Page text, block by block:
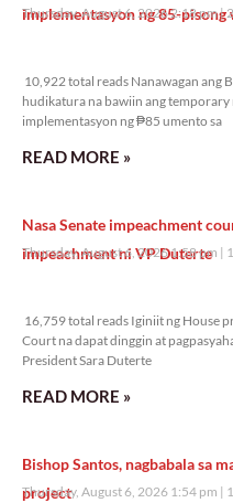
implementasyon ng 85-pisong
Thursday, August 6, 2026 2:18 pm
10,922 total reads Nanawagan ang
hudikatura na bawiin ang
implementasyon ng ₱85 umento sa
READ MORE »
Nasa Senate impeachment
impeachment ni VP Duterte
Thursday, August 6, 2026 1:58 pm
16,759 total reads Iginiit ng House
Court na dapat dinggin at
President Sara Duterte
READ MORE »
Bishop Santos, nagbabala sa
project
Thursday, August 6, 2026 1:54 pm